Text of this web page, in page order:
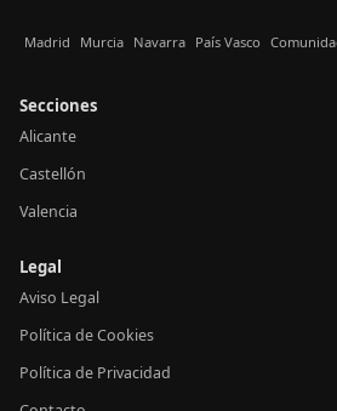
Madrid Murcia Navarra País Vasco
Secciones
Alicante
Castellón
Valencia
Legal
Aviso Legal
Política de Cookies
Política de Privacidad